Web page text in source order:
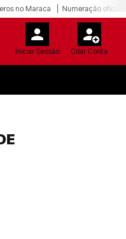
no Maraca Numeração oficial
Iniciar Sessão Criar Conta